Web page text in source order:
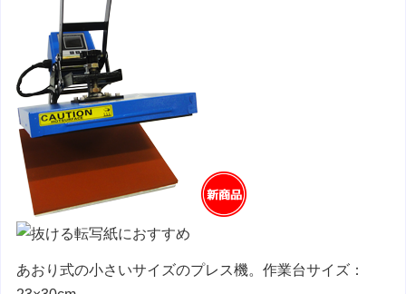
あおり式の小さいサイズのプレス機。作業台サイズ：